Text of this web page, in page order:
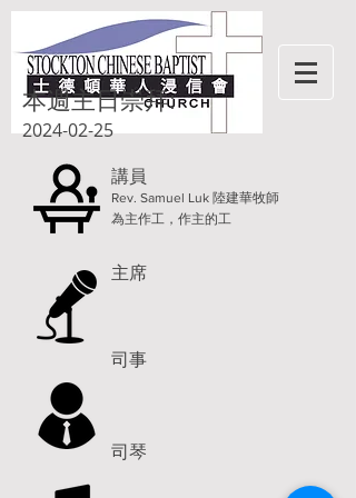
本週主日崇拜:
2024-02-25
講員
Rev. Samuel Luk 陸建華牧師
為主作工，作主的工
主席
司事
司琴